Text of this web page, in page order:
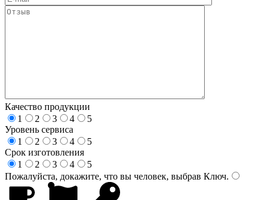
Качество продукции
1
2 3 4
5
Уровень сервиса
1
2 3 4
5
Срок изготовления
1
2 3 4
5
Пожалуйста, докажите, что вы человек, выбрав Ключ.